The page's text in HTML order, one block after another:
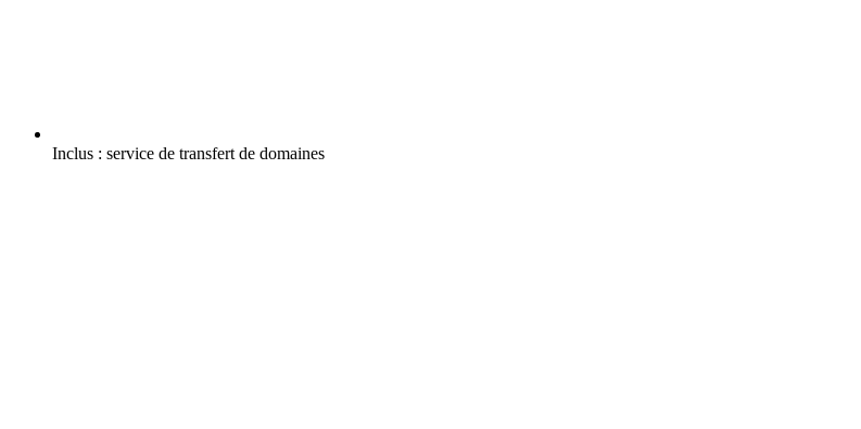
Inclus : service de transfert de domaines